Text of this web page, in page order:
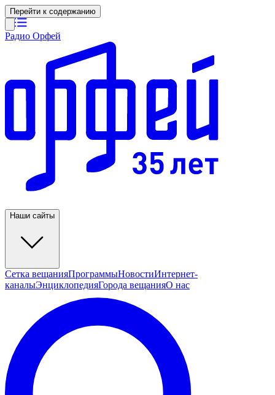
Перейти к содержанию
Радио Орфей
Наши сайты
Сетка вещанияПрограммыНовостиИнтернет-
каналыЭнциклопедияГорода вещанияО нас